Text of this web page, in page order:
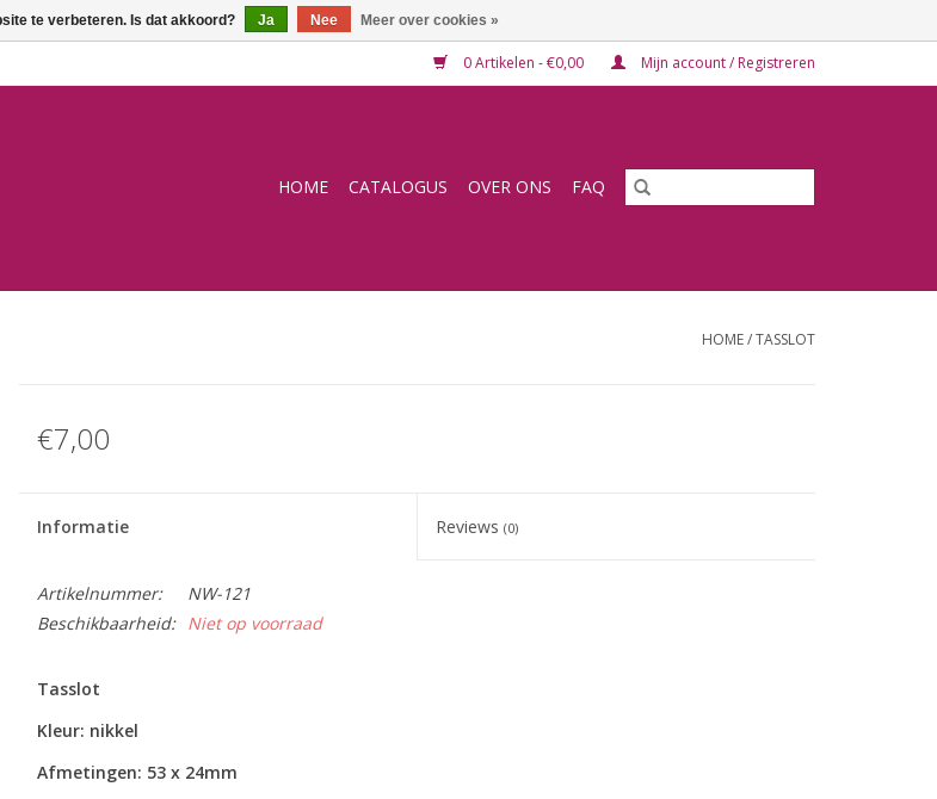
0 Artikelen - €0,00 Mijn account / Registreren
HOME CATALOGUS OVER ONS FAQ
HOME/TASSLOT
€7,00
Informatie Reviews(0)
Artikelnummer:
NW-121
Beschikbaarheid:
Niet op voorraad
Tasslot
Kleur: nikkel
Afmetingen: 53 x 24mm
te verbeteren. Is dat akkoord? Ja Nee Meer over cookies »